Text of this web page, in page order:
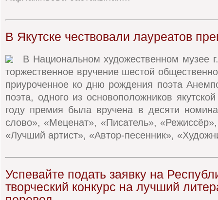
В Якутске чествовали лауреатов
В Национальном художественном музее
торжественное вручение шестой
приуроченное ко дню рождения поэта
поэта, одного из основоположников
году премия была вручена в десяти
слово», «Меценат», «Писатель»,
«Лучший артист», «Автор-песенник»,
Успевайте подать заявку на
творческий конкурс на лучший